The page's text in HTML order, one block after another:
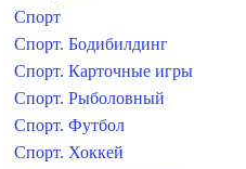
Спорт
Спорт. Бодибилдинг
Спорт. Карточные игры
Спорт. Рыболовный
Спорт. Футбол
Спорт. Хоккей